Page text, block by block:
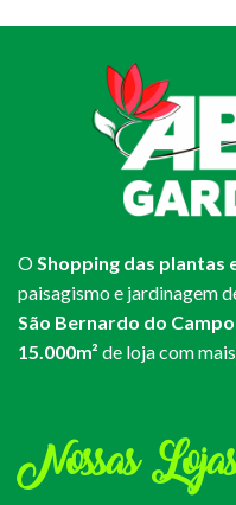
OShopping das plantas
paisagismo e jardinagem
São Bernardo do Campo
15.000m² de loja com
Nossas